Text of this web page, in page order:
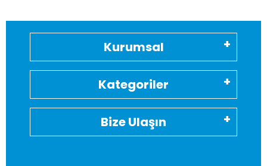
Kurumsal
Kategoriler
Bize Ulaşın